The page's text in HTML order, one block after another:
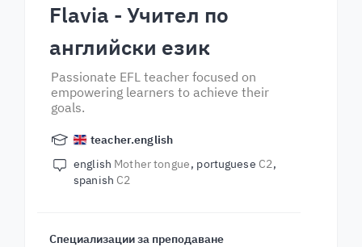
Flavia - Учител по
английски език
Passionate EFL teacher focused on
empowering learners to achieve their
goals.
teacher.english
english Mother tongue portuguese C2
spanish C2
Специализации за преподаване